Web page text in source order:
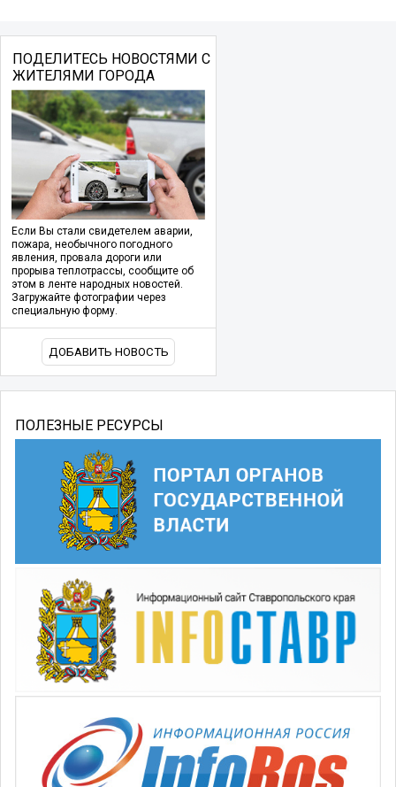
ПОДЕЛИТЕСЬ НОВОСТЯМИ С
ЖИТЕЛЯМИ ГОРОДА
Если Вы стали свидетелем аварии,
пожара, необычного погодного
явления, провала дороги или
прорыва теплотрассы, сообщите об
этом в ленте народных новостей.
Загружайте фотографии через
специальную форму.
ДОБАВИТЬ НОВОСТЬ
ПОЛЕЗНЫЕ РЕСУРСЫ